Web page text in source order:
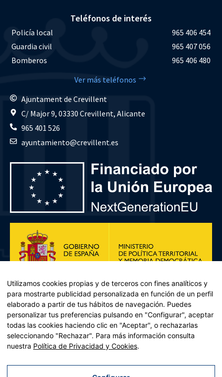
Teléfonos de interés
Policía local
965 406 454
Guardia civil
965 407 056
Bomberos
965 406 480
Ver más teléfonos
Ajuntament de Crevillent
C/ Major 9, 03330 Crevillent, Alicante
965 401 526
ayuntamiento@crevillent.es
Plan de Recuperación, Transformación y Resiliencia – Financiado por
Recuperación y resiliencia, establecido por el Reglamento (UE)
Utilizamos cookies propias y de terceros con fines analíticos y
para mostrarte publicidad personalizada en función de un perfil
elaborado a partir de tus hábitos de navegación. Puedes
personalizar tus preferencias pulsando en "Configurar", aceptar
todas las cookies haciendo clic en "Aceptar", o rechazarlas
seleccionando "Rechazar". Para más información consulta
nuestra Política de Privacidad y Cookies.